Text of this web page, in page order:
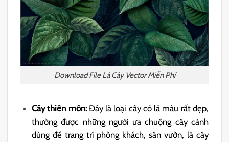
Download File Lá Cây Vector Miễn Phí
Cây thiên môn:Đây là loại cây có lá màu rất đẹp,
thường được những người ưa chuộng cây cảnh
dùng để trang trí phòng khách, sân vườn, lá cây